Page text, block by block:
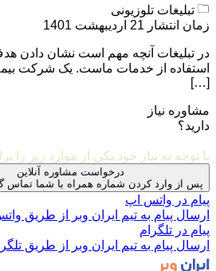
تبلیغات تلوزیونی
زمان انتشار 21 اردیبهشت 1401
در تبلیغات آنچه مهم است نشان دادن
استفاده از خدمات ماست. یک شرکت
[…]
مشاوره نیاز
دارید؟
با توجه به نیاز خود یکی از موارد زیر را
درخواست مشاوره آنلاین
پس از وارد کردن شماره همراه با شما تماس
پیام در واتس اپ
ارسال پیام به تیم ایران وبر از طریق
پیام در تلگرام
ارسال پیام به تیم ایران وبر از طریق